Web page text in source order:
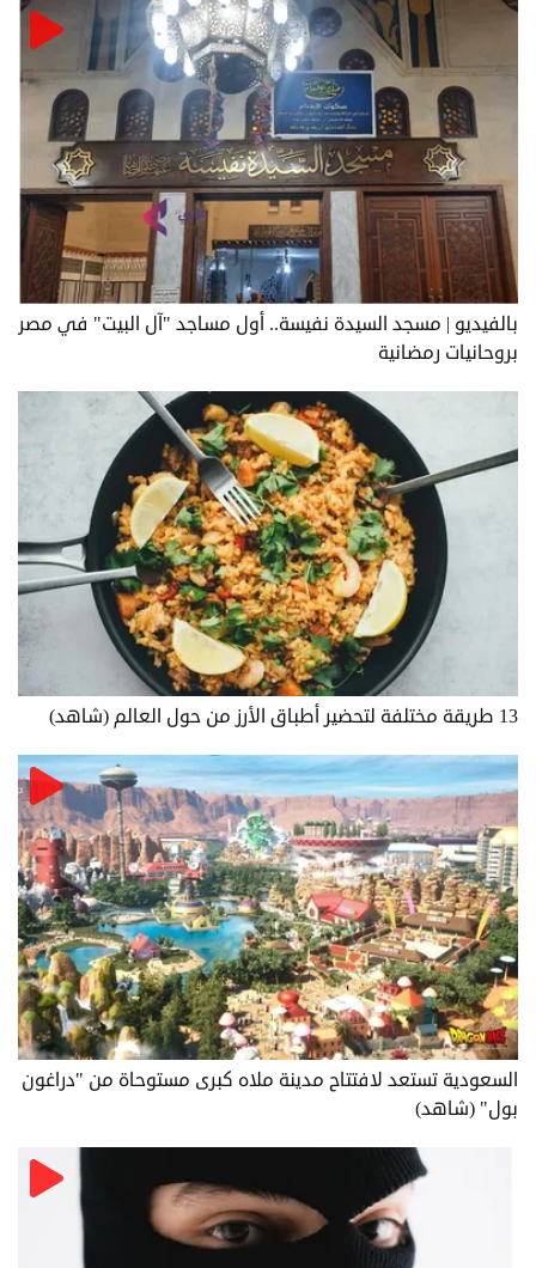
بالفيديو | مسجد السيدة نفيسة.. أول مساجد "آل البيت" في مصر
بروحانيات رمضانية
13 طريقة مختلفة لتحضير أطباق الأرز من حول العالم (شاهد)
السعودية تستعد لافتتاح مدينة ملاه كبرى مستوحاة من "دراغون
بول" (شاهد)